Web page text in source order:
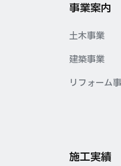
事業案内
土木事業
建築事業
リフォーム
施工実績